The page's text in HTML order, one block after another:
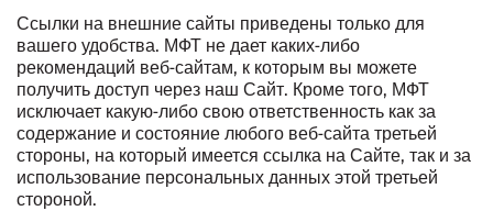
Ссылки на внешние сайты приведены только для
вашего удобства. МФТ не дает каких-либо
рекомендаций веб-сайтам, к которым вы можете
получить доступ через наш Сайт. Кроме того, МФТ
исключает какую-либо свою ответственность как за
содержание и состояние любого веб-сайта третьей
стороны, на который имеется ссылка на Сайте, так и за
использование персональных данных этой третьей
стороной.